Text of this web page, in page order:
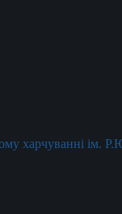
харчуванні ім.